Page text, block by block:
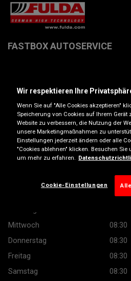
FASTBOX AUTOSERVICE
Anfahrtsbeschreibung
Telefonnummer anzeigen
Besuchen Sie die Website des
08:30
Mittwoch
08:30
Donnerstag
08:30
Freitag
08:30
Samstag
08:30
Wir respektieren Ihre
Wenn Sie auf "Alle Cookies akzeptieren"
Speicherung von Cookies auf Ihrem
Website zu verbessern, die Nutzung der
unsere Marketingmaßnahmen zu
Einstellungen jederzeit ändern oder alle
"Cookies ablehnen" klicken. Besuchen
um mehr zu erfahren.
Cookie-Einstellungen